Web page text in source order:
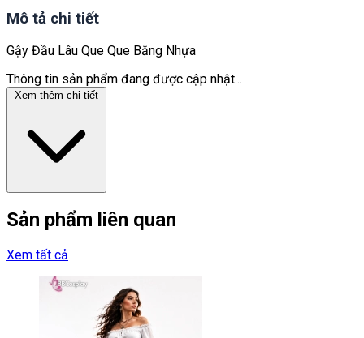
Mô tả chi tiết
Gậy Đầu Lâu Que Que Bằng Nhựa
Thông tin sản phẩm đang được cập nhật...
Xem thêm chi tiết
Sản phẩm liên quan
Xem tất cả